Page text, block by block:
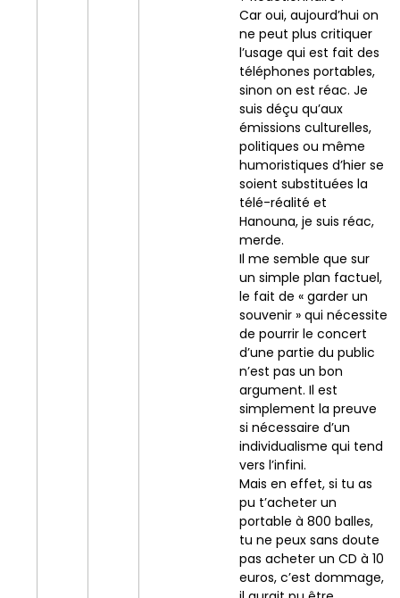
Car oui, aujourd’hui on
ne peut plus critiquer
l’usage qui est fait des
téléphones portables,
sinon on est réac. Je
suis déçu qu’aux
émissions culturelles,
politiques ou même
humoristiques d’hier se
soient substituées la
télé-réalité et
Hanouna, je suis réac,
merde.
Il me semble que sur
un simple plan factuel,
le fait de « garder un
souvenir » qui nécessite
de pourrir le concert
d’une partie du public
n’est pas un bon
argument. Il est
simplement la preuve
si nécessaire d’un
individualisme qui tend
vers l’infini.
Mais en effet, si tu as
pu t’acheter un
portable à 800 balles,
tu ne peux sans doute
pas acheter un CD à 10
euros, c’est dommage,